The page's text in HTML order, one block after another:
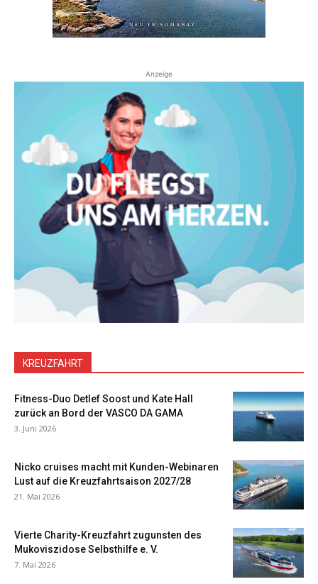
Anzeige
KREUZFAHRT
Fitness-Duo Detlef Soost und Kate Hall
zurück an Bord der VASCO DA GAMA
3. Juni 2026
Nicko cruises macht mit Kunden-Webinaren
Lust auf die Kreuzfahrtsaison 2027/28
21. Mai 2026
Vierte Charity-Kreuzfahrt zugunsten des
Mukoviszidose Selbsthilfe e. V.
7. Mai 2026